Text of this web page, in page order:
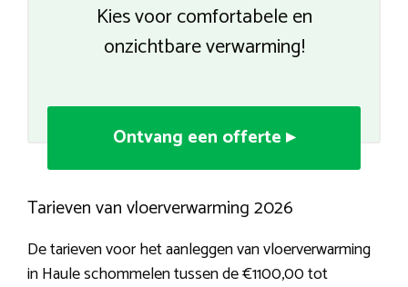
Kies voor comfortabele en
onzichtbare verwarming!
Ontvang een offerte ▸
Tarieven van vloerverwarming 2026
De tarieven voor het aanleggen van vloerverwarming
in Haule schommelen tussen de €1100,00 tot